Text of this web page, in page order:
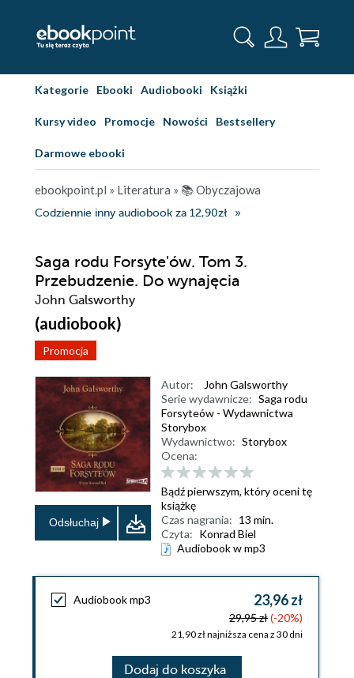
Kategorie Ebooki Audiobooki Książki
Kursy video Promocje Nowości Bestsellery
Darmowe ebooki
ebookpoint.pl » Literatura » 📚 Obyczajowa
Codziennie inny audiobook za 12,90zł
Saga rodu Forsyte'ów. Tom 3.
Przebudzenie. Do wynajęcia
John Galsworthy
(audiobook)
Promocja
Odsłuchaj
Autor:
John Galsworthy
Serie wydawnicze: Saga rodu
Forsyteów - Wydawnictwa
Storybox
Wydawnictwo: Storybox
Ocena:
Bądź pierwszym, który oceni tę
książkę
Czas nagrania: 13 min.
Czyta: Konrad Biel
Audiobook w mp3
Audiobook mp3 23,96 zł
29,95 zł(-20%)
21,90 zł najniższa cena z 30 dni
Dodaj do koszyka